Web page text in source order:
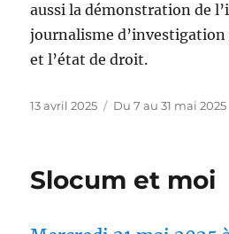
aussi la démonstration de
journalisme
et l’état de droit.
Publié
13 avril 2025 Catégories
Du 7 au 31 mai 2025
Slocum et moi